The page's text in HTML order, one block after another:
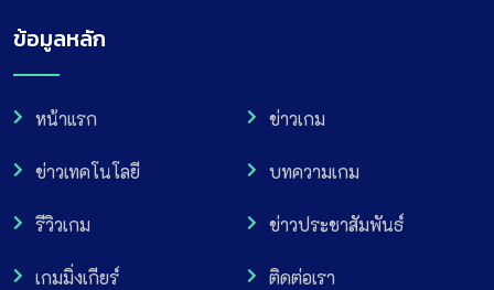
ข้อมูลหลัก
หน้าแรก ข่าวเกม
ข่าวเทคโนโลยี บทความเกม
รีวิวเกม ข่าวประชาสัมพันธ์
เกมมิ่งเกียร์ ติดต่อเรา